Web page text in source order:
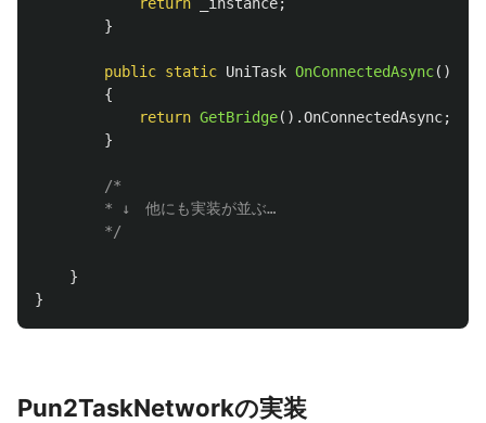
}
public static UniTask OnConnectedAsync()
{
return GetBridge().OnConnectedAsync;
}
/*
        * ↓　他にも実装が並ぶ…
        */
}
}
Pun2TaskNetworkの実装